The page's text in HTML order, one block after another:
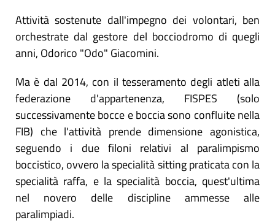
Attività sostenute dall'impegno dei volontari, ben
orchestrate dal gestore del bocciodromo di quegli
anni, Odorico "Odo" Giacomini.
Ma è dal 2014, con il tesseramento degli atleti alla
federazione d'appartenenza, FISPES (solo
successivamente bocce e boccia sono confluite nella
FIB) che l'attività prende dimensione agonistica,
seguendo i due filoni relativi al paralimpismo
boccistico, ovvero la specialità sitting praticata con la
specialità raffa, e la specialità boccia, quest'ultima
nel novero delle discipline ammesse alle
paralimpiadi.